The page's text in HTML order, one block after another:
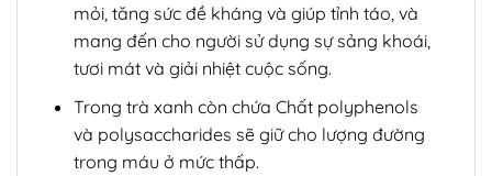
mỏi, tăng sức đề kháng và giúp tỉnh táo, và
mang đến cho người sử dụng sự sảng khoái,
tươi mát và giải nhiệt cuộc sống.
Trong trà xanh còn chứa Chất polyphenols
và polysaccharides sẽ giữ cho lượng đường
trong máu ở mức thấp.